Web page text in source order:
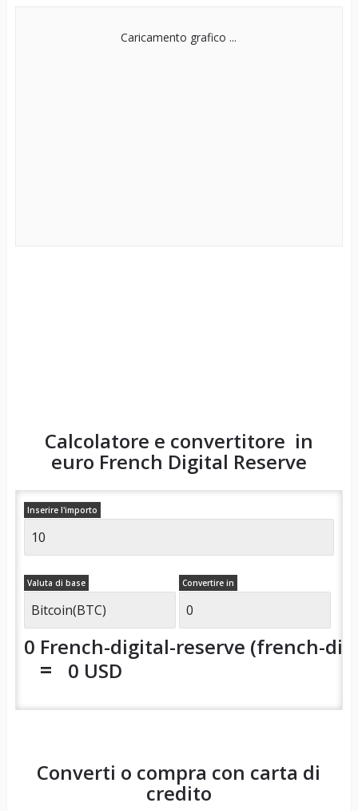
Caricamento grafico ...
Calcolatore e convertitore in
euro French Digital Reserve
Inserire l'importo
Valuta di base Convertire in
0 French-digital-reserve (french-
= 0 USD
Converti o compra con carta di
credito